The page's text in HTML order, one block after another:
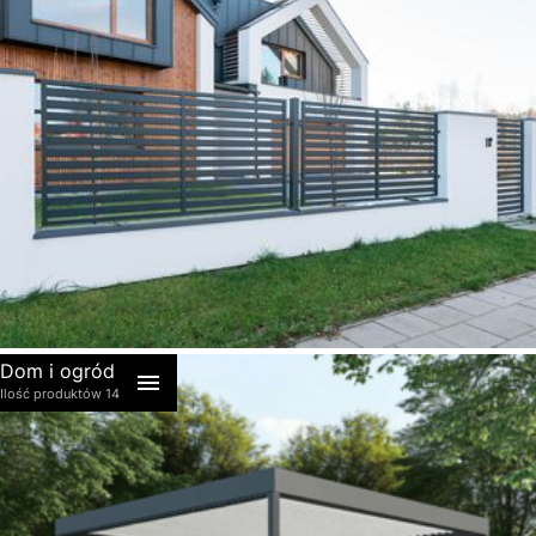
akcesoria
Dom i ogród
Ilość produktów 14